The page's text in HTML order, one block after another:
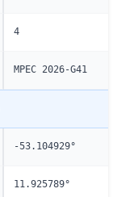
4
MPEC 2026-G41
-53.104929°
11.925789°